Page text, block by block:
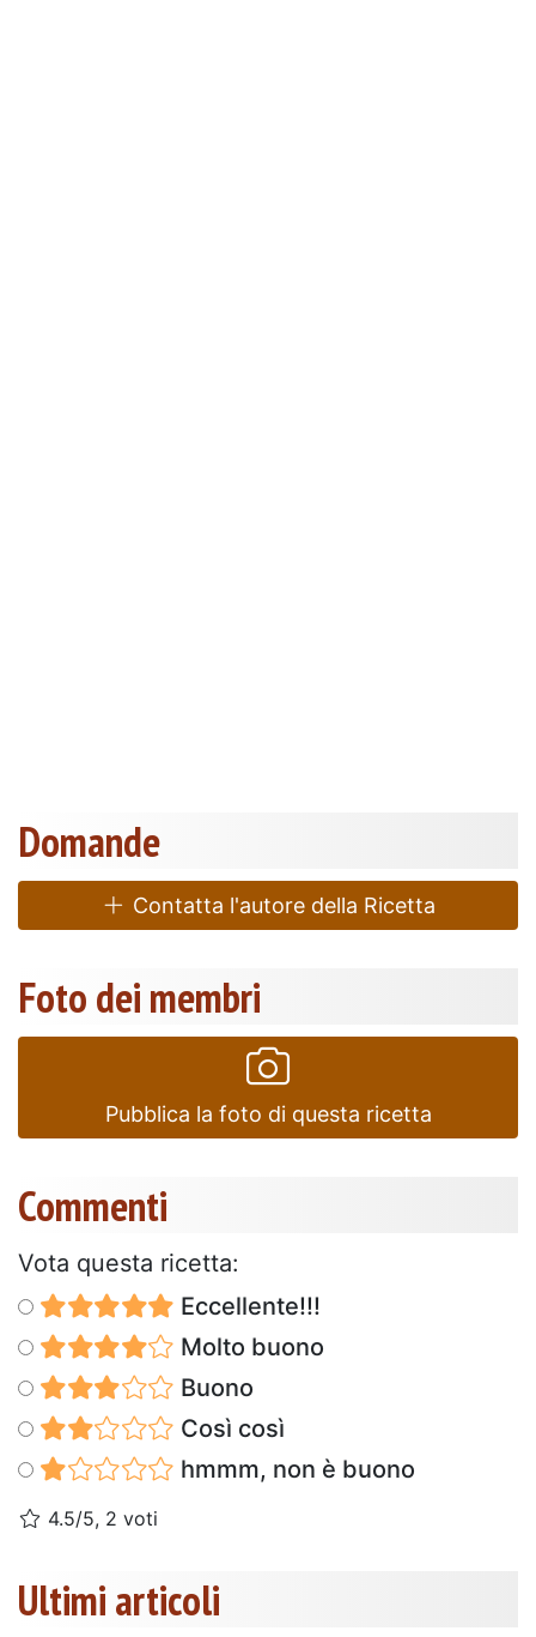
Domande
Contatta l'autore della Ricetta
Foto dei membri
Pubblica la foto di questa ricetta
Commenti
Vota questa ricetta:
Eccellente!!!
Molto buono
Buono
Così così
hmmm, non è buono
4.5/5, 2 voti
Ultimi articoli